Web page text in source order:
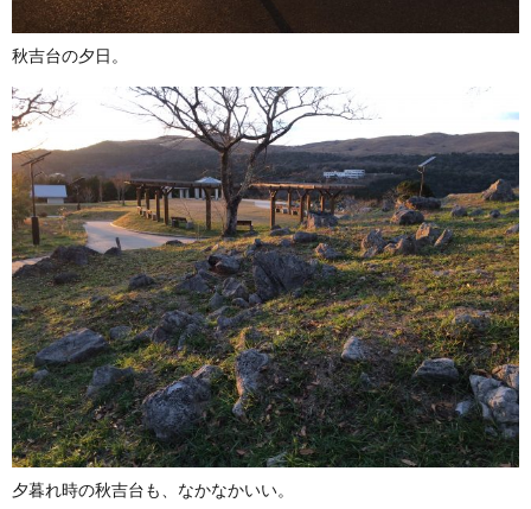
秋吉台の夕日。
夕暮れ時の秋吉台も、なかなかいい。